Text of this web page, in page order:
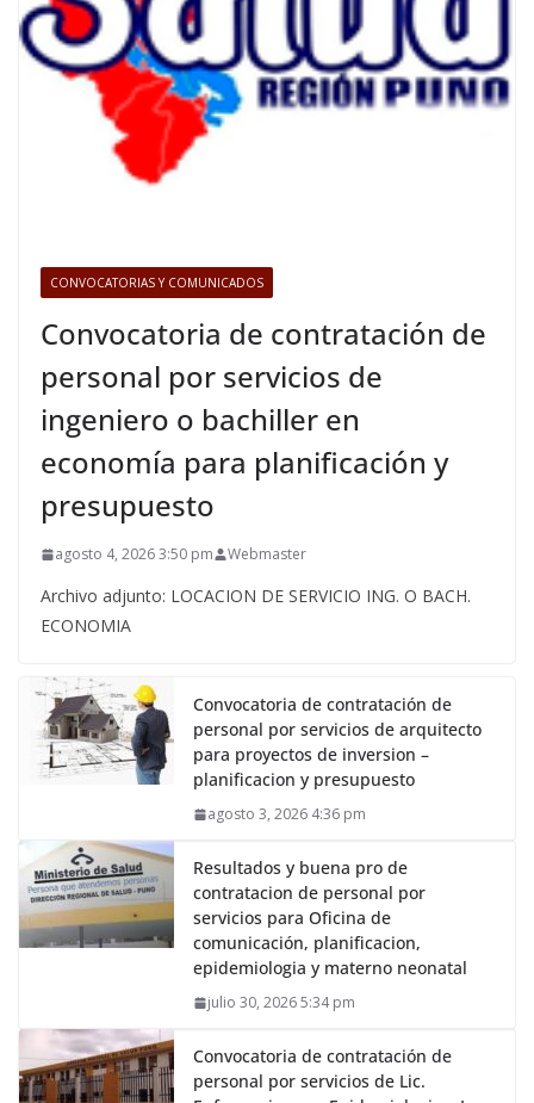
CONVOCATORIAS Y COMUNICADOS
Convocatoria de contratación de
personal por servicios de
ingeniero o bachiller en
economía para planificación y
presupuesto
agosto 4, 2026 3:50 pm Webmaster
Archivo adjunto: LOCACION DE SERVICIO ING. O BACH.
ECONOMIA
Convocatoria de contratación de
personal por servicios de arquitecto
para proyectos de inversion –
planificacion y presupuesto
agosto 3, 2026 4:36 pm
Resultados y buena pro de
contratacion de personal por
servicios para Oficina de
comunicación, planificacion,
epidemiologia y materno neonatal
julio 30, 2026 5:34 pm
Convocatoria de contratación de
personal por servicios de Lic.